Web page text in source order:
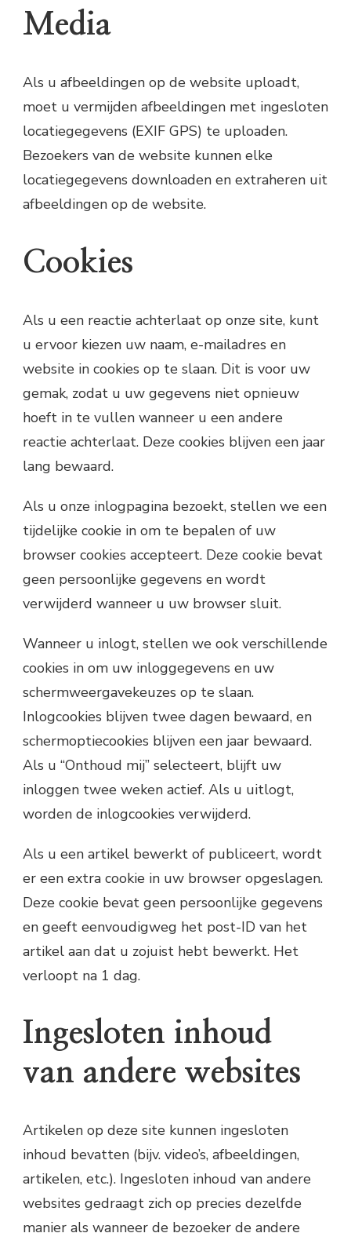
Media
Als u afbeeldingen op de website uploadt,
moet u vermijden afbeeldingen met ingesloten
locatiegegevens (EXIF GPS) te uploaden.
Bezoekers van de website kunnen elke
locatiegegevens downloaden en extraheren uit
afbeeldingen op de website.
Cookies
Als u een reactie achterlaat op onze site, kunt
u ervoor kiezen uw naam, e-mailadres en
website in cookies op te slaan. Dit is voor uw
gemak, zodat u uw gegevens niet opnieuw
hoeft in te vullen wanneer u een andere
reactie achterlaat. Deze cookies blijven een jaar
lang bewaard.
Als u onze inlogpagina bezoekt, stellen we een
tijdelijke cookie in om te bepalen of uw
browser cookies accepteert. Deze cookie bevat
geen persoonlijke gegevens en wordt
verwijderd wanneer u uw browser sluit.
Wanneer u inlogt, stellen we ook verschillende
cookies in om uw inloggegevens en uw
schermweergavekeuzes op te slaan.
Inlogcookies blijven twee dagen bewaard, en
schermoptiecookies blijven een jaar bewaard.
Als u “Onthoud mij” selecteert, blijft uw
inloggen twee weken actief. Als u uitlogt,
worden de inlogcookies verwijderd.
Als u een artikel bewerkt of publiceert, wordt
er een extra cookie in uw browser opgeslagen.
Deze cookie bevat geen persoonlijke gegevens
en geeft eenvoudigweg het post-ID van het
artikel aan dat u zojuist hebt bewerkt. Het
verloopt na 1 dag.
Ingesloten inhoud
van andere websites
Artikelen op deze site kunnen ingesloten
inhoud bevatten (bijv. video’s, afbeeldingen,
artikelen, etc.). Ingesloten inhoud van andere
websites gedraagt zich op precies dezelfde
manier als wanneer de bezoeker de andere